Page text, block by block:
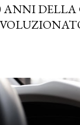
ANNI